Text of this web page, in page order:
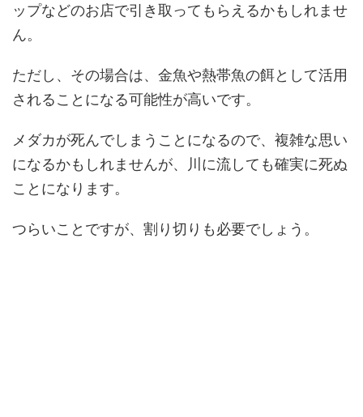
ップなどのお店で引き取ってもらえるかもしれませ
ん。
ただし、その場合は、金魚や熱帯魚の餌として活用
されることになる可能性が高いです。
メダカが死んでしまうことになるので、複雑な思い
になるかもしれませんが、川に流しても確実に死ぬ
ことになります。
つらいことですが、割り切りも必要でしょう。